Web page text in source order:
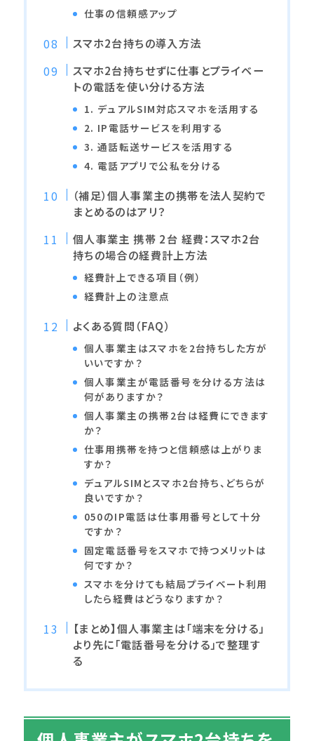
仕事の信頼感アップ
スマホ2台持ちの導入方法
スマホ2台持ちせずに仕事とプライベー
トの電話を使い分ける方法
1. デュアルSIM対応スマホを活用する
2. IP電話サービスを利用する
3. 通話転送サービスを活用する
4. 電話アプリで公私を分ける
（補足）個人事業主の携帯を法人契約で
まとめるのはアリ？
個人事業主 携帯 2台 経費：スマホ2台
持ちの場合の経費計上方法
経費計上できる項目（例）
経費計上の注意点
よくある質問（FAQ）
個人事業主はスマホを2台持ちした方が
いいですか？
個人事業主が電話番号を分ける方法は
何がありますか？
個人事業主の携帯2台は経費にできます
か？
仕事用携帯を持つと信頼感は上がりま
すか？
デュアルSIMとスマホ2台持ち、どちらが
良いですか？
050のIP電話は仕事用番号として十分
ですか？
固定電話番号をスマホで持つメリットは
何ですか？
スマホを分けても結局プライベート利用
したら経費はどうなりますか？
【まとめ】個人事業主は「端末を分ける」
より先に「電話番号を分ける」で整理す
る